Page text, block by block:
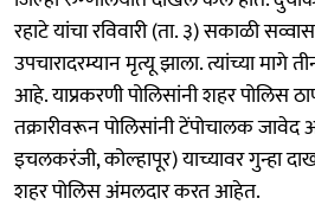
रहाटे यांचा रविवारी (ता. ३) सकाळी
उपचारादरम्यान मृत्यू झाला. त्यांच्या मागे
आहे. याप्रकरणी पोलिसांनी शहर पोलिस
तक्रारीवरून पोलिसांनी टेंपोचालक जावेद
इचलकरंजी, कोल्हापूर) याच्यावर गुन्हा
शहर पोलिस अंमलदार करत आहेत.